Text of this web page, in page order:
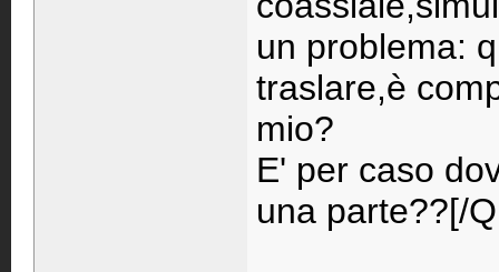
un problema:
traslare,è
mio?
E' per caso
una parte??[/